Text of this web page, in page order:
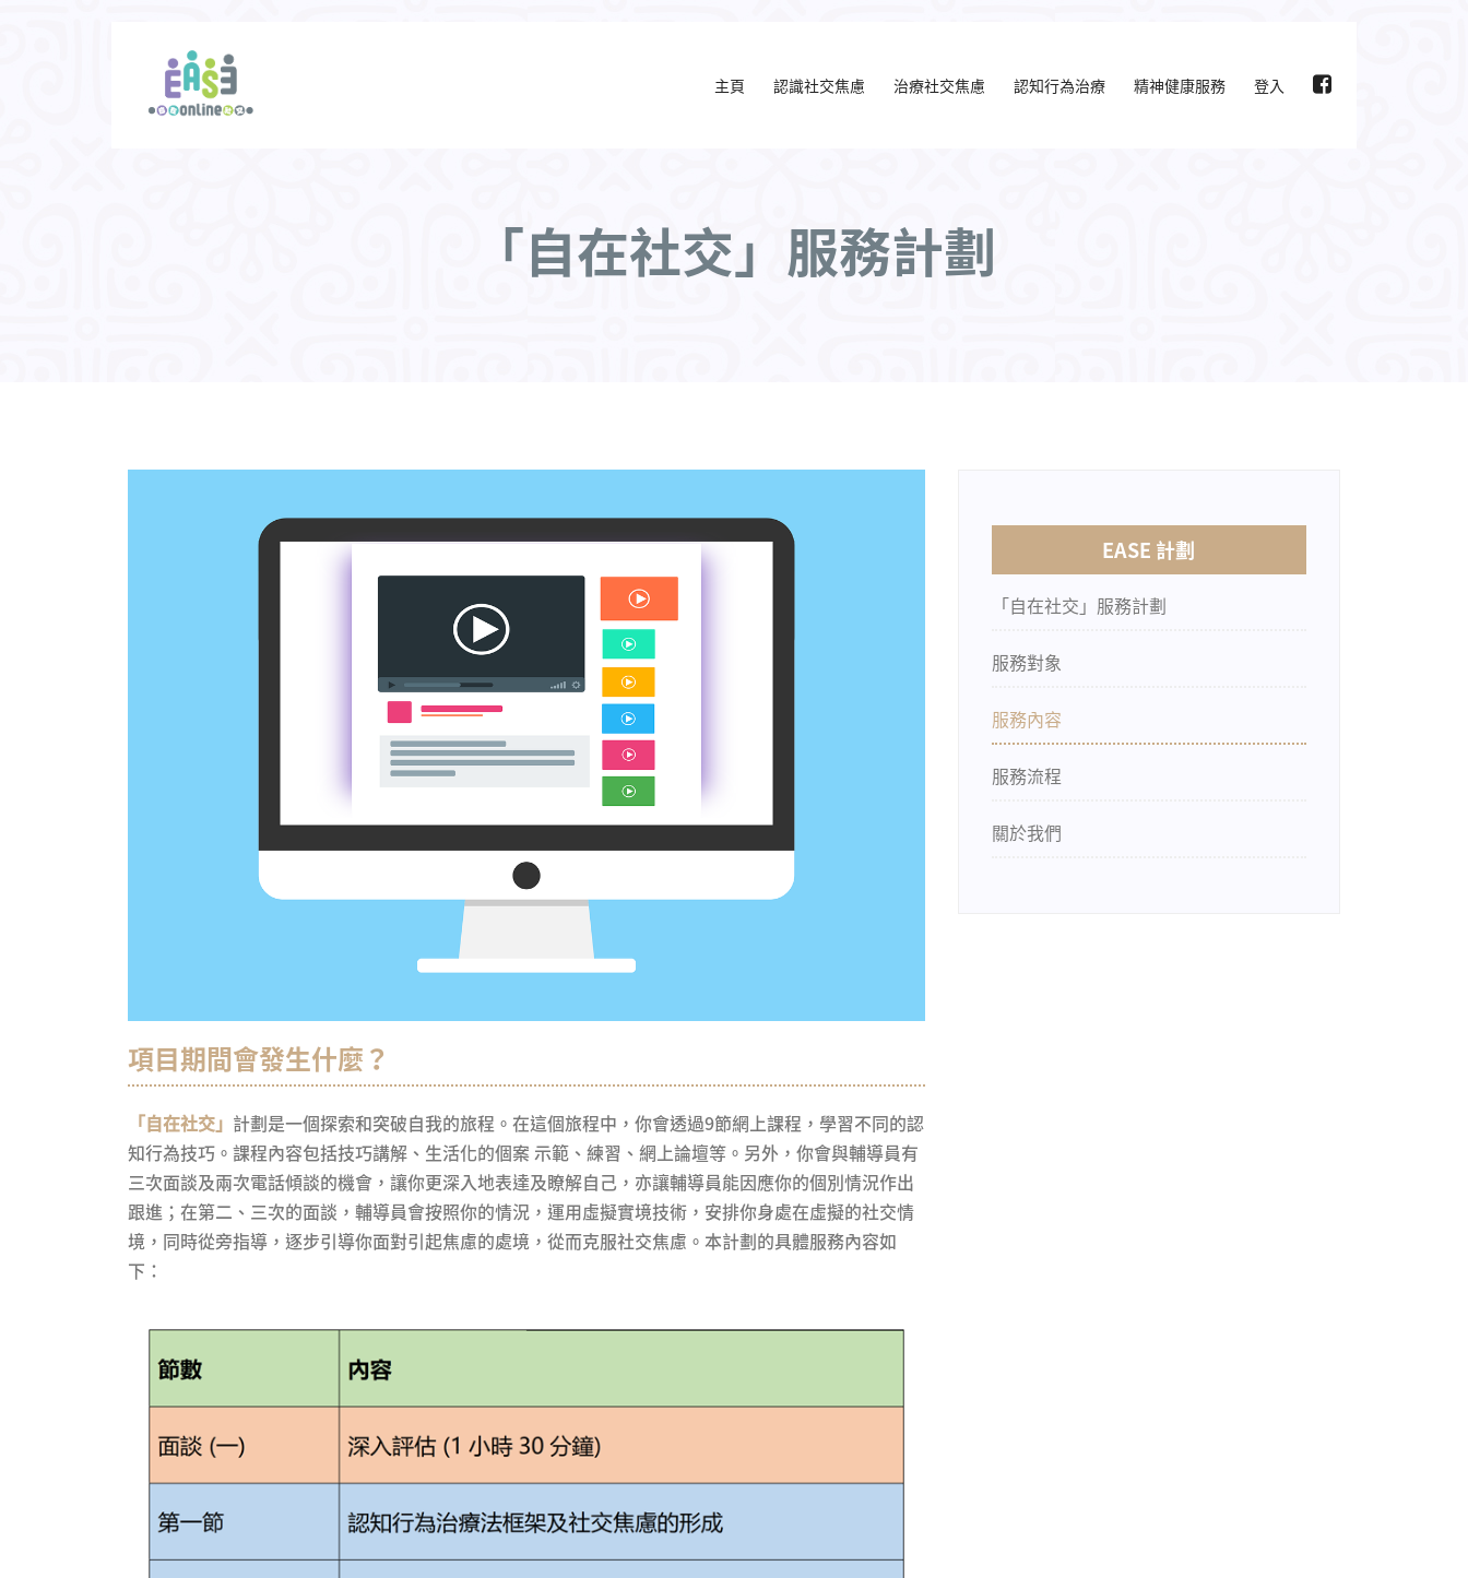
主頁 認識社交焦慮 治療社交焦慮 認知行為治療 精神健康服務 登入
「自在社交」服務計劃
項目期間會發生什麼？
「自在社交」 計劃是一個探索和突破自我的旅程。在這個旅程中，你會透過9節網上課程，學習不同的認
知行為技巧。課程內容包括技巧講解、生活化的個案 示範、練習、網上論壇等。另外，你會與輔導員有
三次面談及兩次電話傾談的機會，讓你更深入地表達及瞭解自己，亦讓輔導員能因應你的個別情況作出
跟進；在第二、三次的面談，輔導員會按照你的情況，運用虛擬實境技術，安排你身處在虛擬的社交情
境，同時從旁指導，逐步引導你面對引起焦慮的處境，從而克服社交焦慮。本計劃的具體服務內容如
下：
EASE 計劃
「自在社交」服務計劃
服務對象
服務內容
服務流程
關於我們